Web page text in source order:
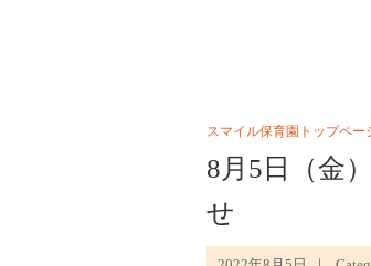
スマイル保育園トップペー
8月5日（金
せ